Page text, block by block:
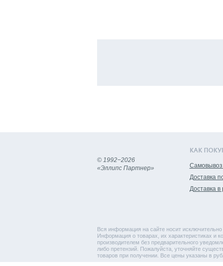
© 1992−2026
«Эллипс Партнер»
КАК
Самовывоз
Доставка
Доставка в
Вся информация на сайте носит
Информация о товарах, их характеристиках и
производителем без предварительного
либо претензий. Пожалуйста, уточняйте
товаров при получении. Все цены указаны в